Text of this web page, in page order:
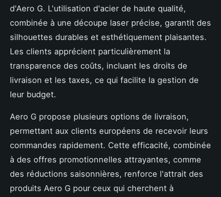
d'Aero G. L'utilisation d'acier de haute qualité,
combinée à une découpe laser précise, garantit des
silhouettes durables et esthétiquement plaisantes.
Les clients apprécient particulièrement la
transparence des coûts, incluant les droits de
livraison et les taxes, ce qui facilite la gestion de
leur budget.
Aero G propose plusieurs options de livraison,
permettant aux clients européens de recevoir leurs
commandes rapidement. Cette efficacité, combinée
à des offres promotionnelles attrayantes, comme
des réductions saisonnières, renforce l'attrait des
produits Aero G pour ceux qui cherchent à